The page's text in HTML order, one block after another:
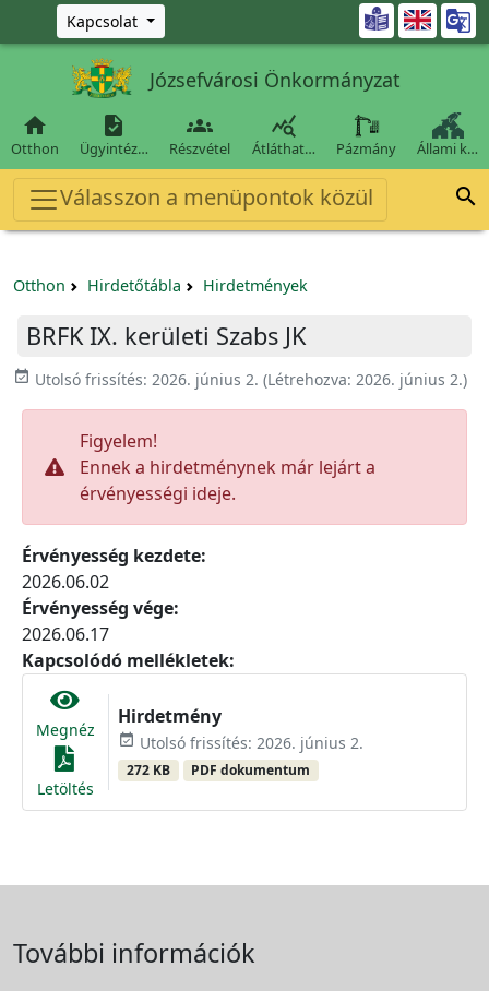
Ugrás a fő tartalomra
Kapcsolat 
Józsefvárosi Önkormányzat

Otthon

Ügyintéz…

Részvétel

Átláthat… Pázmány Állami k…
Válasszon a menüpontok közül 
Otthon Hirdetőtábla Hirdetmények
BRFK IX. kerületi Szabs JK
event_available Utolsó frissítés: 2026. június 2. (Létrehozva: 2026. június 2.)
Figyelem!
Ennek a hirdetménynek már lejárt a
érvényességi ideje.
Érvényesség kezdete:
2026.06.02
Érvényesség vége:
2026.06.17
Kapcsolódó mellékletek:
Megnéz
Letöltés
Hirdetmény
event_available Utolsó frissítés: 2026. június 2.
272 KB PDF dokumentum
További információk